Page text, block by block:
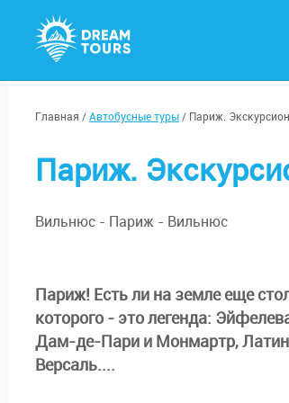
Главная /Автобусные туры / Париж.
Париж.
Вильнюс - Париж - Вильнюс
Париж! Есть ли на земле еще
которого - это легенда:
Дам-де-Пари и Монмартр,
Версаль....